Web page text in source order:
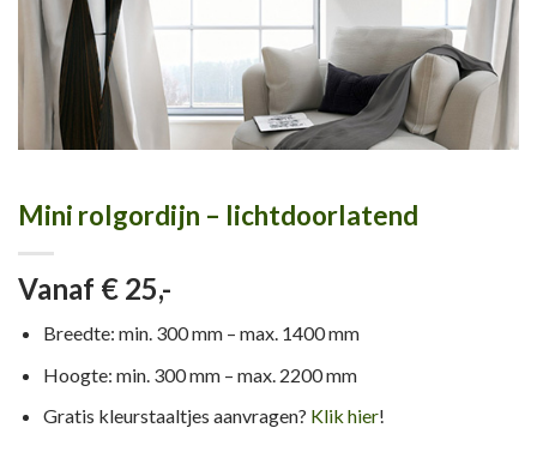
Mini rolgordijn – lichtdoorlatend
Vanaf € 25,-
Breedte: min. 300 mm – max. 1400 mm
Hoogte: min. 300 mm – max. 2200 mm
Gratis kleurstaaltjes aanvragen? Klik hier!